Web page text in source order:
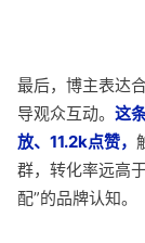
最后，博主表达
导观众互动。 这
放、11.2k点赞，
群，转化率远高
配”的品牌认知。